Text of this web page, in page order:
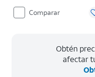
Comparar
Obtén
afectar